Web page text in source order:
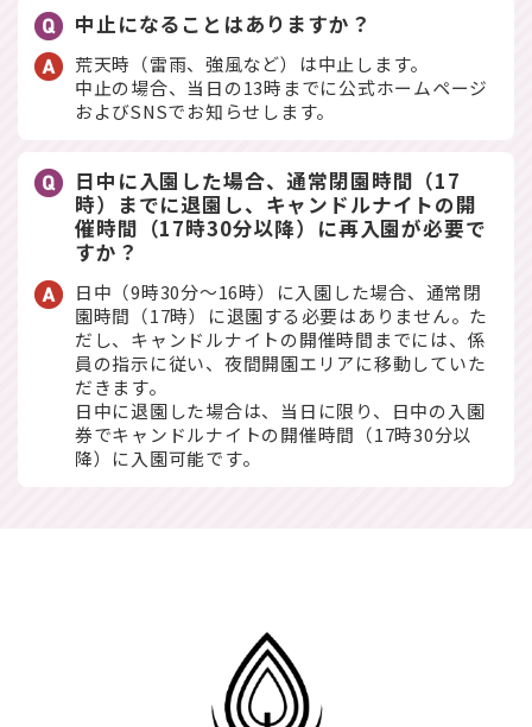
中止になることはありますか？
荒天時（雷雨、強風など）は中止します。
中止の場合、当日の13時までに公式ホームページ
およびSNSでお知らせします。
日中に入園した場合、通常閉園時間（17
時）までに退園し、キャンドルナイトの開
催時間（17時30分以降）に再入園が必要で
すか？
日中（9時30分～16時）に入園した場合、通常閉
園時間（17時）に退園する必要はありません。た
だし、キャンドルナイトの開催時間までには、係
員の指示に従い、夜間開園エリアに移動していた
だきます。
日中に退園した場合は、当日に限り、日中の入園
券でキャンドルナイトの開催時間（17時30分以
降）に入園可能です。